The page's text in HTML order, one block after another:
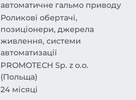
автоматичне гальмо приводу
Роликові обертачі,
позиціонери, джерела
живлення, системи
автоматизації
PROMOTECH Sp. z o.o.
(Польща)
24 місяці